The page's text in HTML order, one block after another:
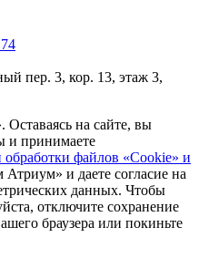
пер. 3, кор. 13, этаж 3,
на сайте, вы
и принимаете
файлов «Cookie» и
и даете согласие на
данных. Чтобы
отключите сохранение
браузера или покиньте